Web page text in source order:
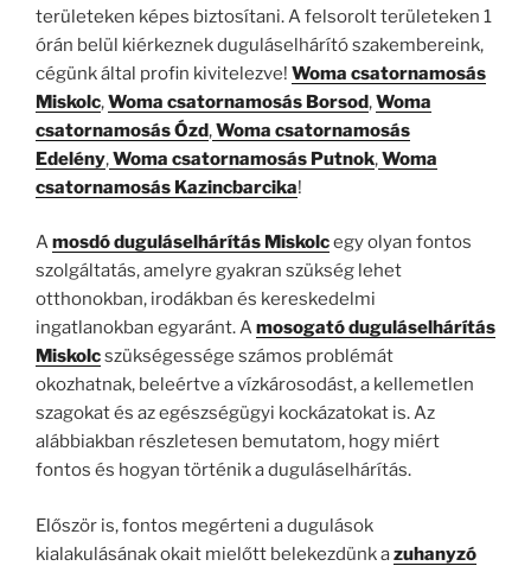
területeken képes biztosítani. A felsorolt területeken 1
órán belül kiérkeznek duguláselhárító szakembereink,
cégünk által profin kivitelezve! Woma csatornamosás
Miskolc,Woma csatornamosás Borsod,Woma
csatornamosásÓzd,Woma csatornamosás
Edelény,Woma csatornamosás Putnok,Woma
csatornamosás Kazincbarcika!
Amosdó duguláselhárítás Miskolcegy olyan fontos
szolgáltatás, amelyre gyakran szükség lehet
otthonokban, irodákban és kereskedelmi
ingatlanokban egyaránt. Amosogató duguláselhárítás
Miskolcszükségessége számos problémát
okozhatnak, beleértve a vízkárosodást, a kellemetlen
szagokat és az egészségügyi kockázatokat is. Az
alábbiakban részletesen bemutatom, hogy miért
fontos és hogyan történik a duguláselhárítás.
Először is, fontos megérteni a dugulások
kialakulásának okait mielőtt belekezdünk azuhanyzó